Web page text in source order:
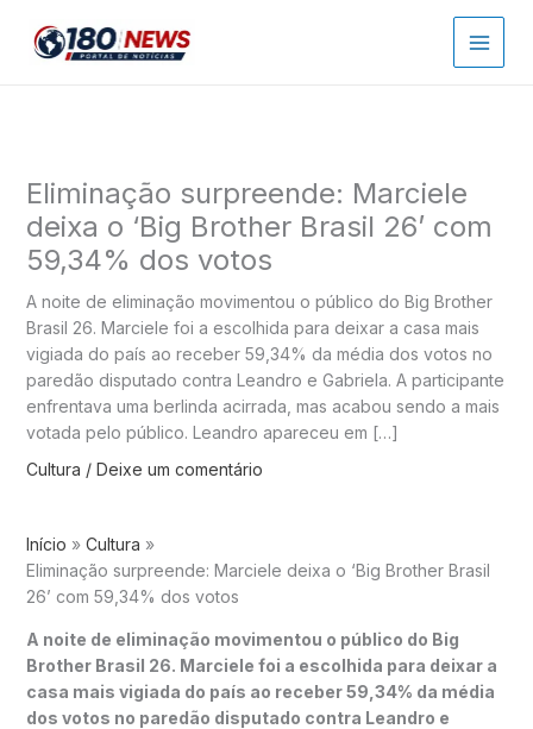
para
Eliminação surpreende: Marciele
deixa o ‘Big Brother Brasil 26’ com
59,34% dos votos
A noite de eliminação movimentou o público do Big Brother
Brasil 26. Marciele foi a escolhida para deixar a casa mais
vigiada do país ao receber 59,34% da média dos votos no
paredão disputado contra Leandro e Gabriela. A participante
enfrentava uma berlinda acirrada, mas acabou sendo a mais
votada pelo público. Leandro apareceu em […]
Cultura / Deixe um comentário
Início
Cultura
Eliminação surpreende: Marciele deixa o ‘Big Brother Brasil
26’ com 59,34% dos votos
A noite de eliminação movimentou o público do Big
Brother Brasil 26. Marciele foi a escolhida para deixar a
casa mais vigiada do país ao receber 59,34% da média
dos votos no paredão disputado contra Leandro e